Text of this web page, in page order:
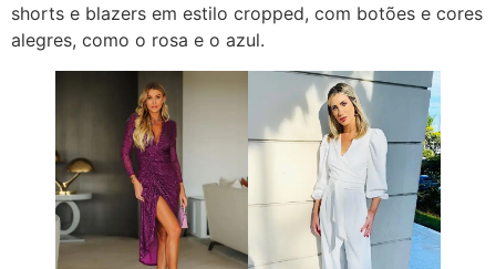
shorts e blazers em estilo cropped, com botões e cores
alegres, como o rosa e o azul.